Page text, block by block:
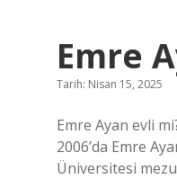
Emre
Tarih: Nisan 15, 2025
Emre Ayan evli
2006’da Emre
Üniversitesi